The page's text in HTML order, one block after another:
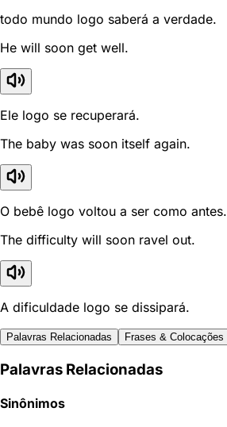
todo mundo logo saberá a verdade.
He will soon get well.
Ele logo se recuperará.
The baby was soon itself again.
O bebê logo voltou a ser como antes.
The difficulty will soon ravel out.
A dificuldade logo se dissipará.
Palavras Relacionadas Frases & Colocações
Palavras Relacionadas
Sinônimos